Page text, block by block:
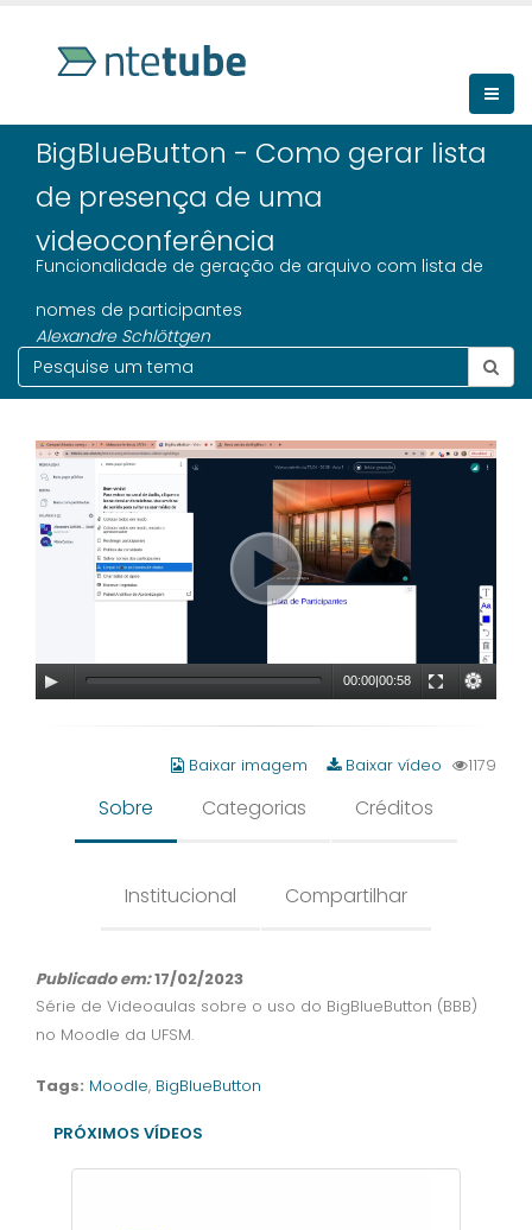
BigBlueButton - Como gerar lista
de presença de uma
videoconferência
Funcionalidade de geração de arquivo com lista de
nomes de participantes
Alexandre Schlöttgen
00:00|00:58
Baixar imagem Baixar vídeo 1179
Sobre Categorias Créditos
Institucional Compartilhar
Publicado em:17/02/2023
Série de Videoaulas sobre o uso do BigBlueButton (BBB)
no Moodle da UFSM.
Tags: Moodle, BigBlueButton
PRÓXIMOS VÍDEOS